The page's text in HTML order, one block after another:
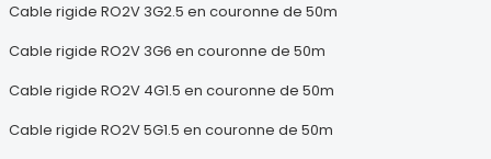
Cable rigide RO2V 3G2.5 en couronne de 50m
Cable rigide RO2V 3G6 en couronne de 50m
Cable rigide RO2V 4G1.5 en couronne de 50m
Cable rigide RO2V 5G1.5 en couronne de 50m